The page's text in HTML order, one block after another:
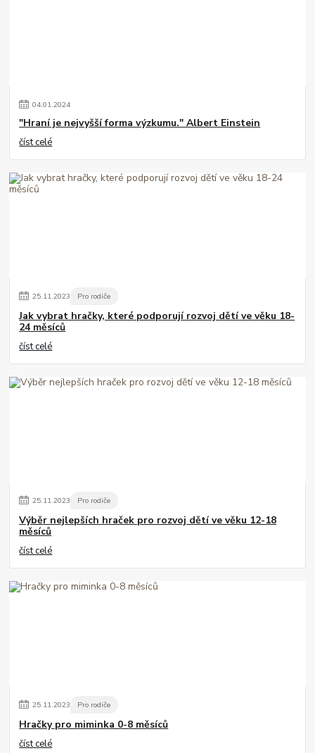
04.01.2024
"Hraní je nejvyšší forma výzkumu." Albert Einstein
číst celé
25.11.2023 Pro rodiče
Jak vybrat hračky, které podporují rozvoj dětí ve věku 18-
24 měsíců
číst celé
25.11.2023 Pro rodiče
Výběr nejlepších hraček pro rozvoj dětí ve věku 12-18
měsíců
číst celé
25.11.2023 Pro rodiče
Hračky pro miminka 0-8 měsíců
číst celé